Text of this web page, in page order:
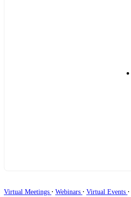
Virtual Meetings ∙ Webinars ∙ Virtual Events ∙